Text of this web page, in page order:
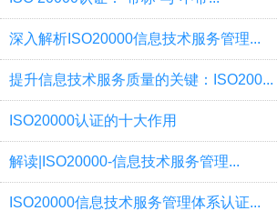
深入解析ISO20000信息技术服务管理...
提升信息技术服务质量的关键：ISO200...
ISO20000认证的十大作用
解读|ISO20000-信息技术服务管理...
ISO20000信息技术服务管理体系认证...